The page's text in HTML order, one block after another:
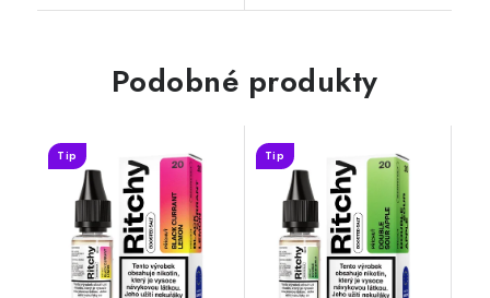
Podobné produkty
Tip Tip